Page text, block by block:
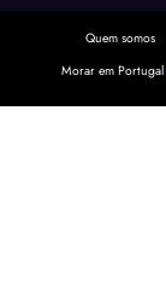
Quem somos
Morar em Portugal